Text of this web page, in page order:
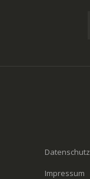
Datenschutz
Impressum